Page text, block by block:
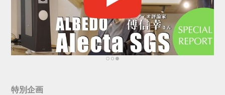
特別企画